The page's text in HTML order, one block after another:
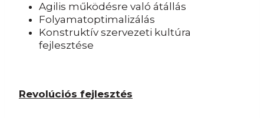
Agilis működésre való átállás
Folyamatoptimalizálás
Konstruktív szervezeti kultúra
fejlesztése
Revolúciós fejlesztés